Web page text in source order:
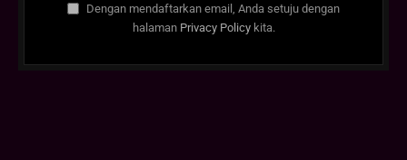
Dengan mendaftarkan email, Anda setuju dengan
halaman Privacy Policykita.